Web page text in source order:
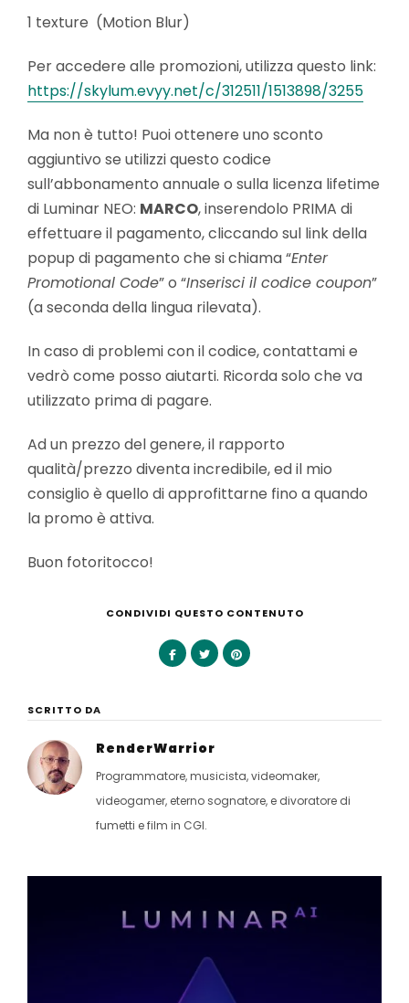
1 texture (Motion Blur)
Per accedere alle promozioni, utilizza questo link:
https://skylum.evyy.net/c/312511/1513898/3255
Ma non è tutto! Puoi ottenere uno sconto
aggiuntivo se utilizzi questo codice
sull’abbonamento annuale o sulla licenza lifetime
di Luminar NEO: MARCO, inserendolo PRIMA di
effettuare il pagamento, cliccando sul link della
popup di pagamento che si chiama “Enter
Promotional Code” o “Inserisci il codice coupon”
(a seconda della lingua rilevata).
In caso di problemi con il codice, contattami e
vedrò come posso aiutarti. Ricorda solo che va
utilizzato prima di pagare.
Ad un prezzo del genere, il rapporto
qualità/prezzo diventa incredibile, ed il mio
consiglio è quello di approfittarne fino a quando
la promo è attiva.
Buon fotoritocco!
CONDIVIDI QUESTO CONTENUTO
SCRITTO DA
RenderWarrior
Programmatore, musicista, videomaker,
videogamer, eterno sognatore, e divoratore di
fumetti e film in CGI.